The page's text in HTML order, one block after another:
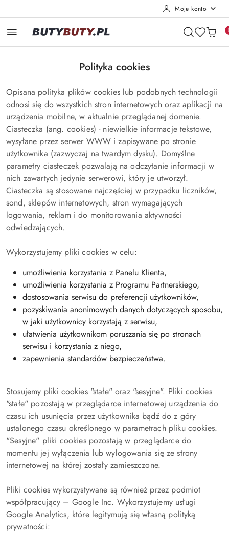
Moje konto
Polityka cookies
Opisana polityka plików cookies lub podobnych technologii
odnosi się do wszystkich stron internetowych oraz aplikacji na
urządzenia mobilne, w aktualnie przeglądanej domenie.
Ciasteczka (ang. cookies) - niewielkie informacje tekstowe,
wysyłane przez serwer WWW i zapisywane po stronie
użytkownika (zazwyczaj na twardym dysku). Domyślne
parametry ciasteczek pozwalają na odczytanie informacji w
nich zawartych jedynie serwerowi, który je utworzył.
Ciasteczka są stosowane najczęściej w przypadku liczników,
sond, sklepów internetowych, stron wymagających
logowania, reklam i do monitorowania aktywności
odwiedzających.
Wykorzystujemy pliki cookies w celu:
umożliwienia korzystania z Panelu Klienta,
umożliwienia korzystania z Programu Partnerskiego,
dostosowania serwisu do preferencji użytkowników,
pozyskiwania anonimowych danych dotyczących sposobu,
w jaki użytkownicy korzystają z serwisu,
ułatwienia użytkownikom poruszania się po stronach
serwisu i korzystania z niego,
zapewnienia standardów bezpieczeństwa.
Stosujemy pliki cookies "stałe" oraz "sesyjne". Pliki cookies
"stałe" pozostają w przeglądarce internetowej urządzenia do
czasu ich usunięcia przez użytkownika bądź do z góry
ustalonego czasu określonego w parametrach pliku cookies.
"Sesyjne" pliki cookies pozostają w przeglądarce do
momentu jej wyłączenia lub wylogowania się ze strony
internetowej na której zostały zamieszczone.
Pliki cookies wykorzystywane są również przez podmiot
współpracujący – Google Inc. Wykorzystujemy usługi
Google Analytics, które legitymują się własną polityką
prywatności: